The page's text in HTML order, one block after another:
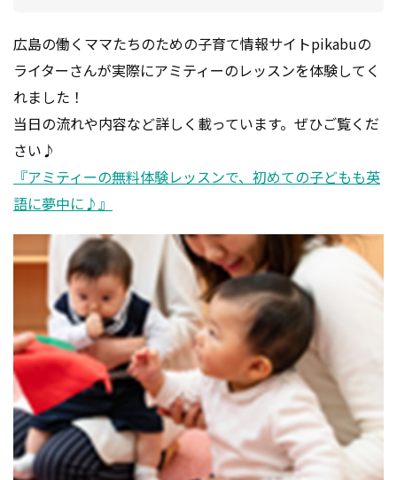
広島の働くママたちのための子育て情報サイトpikabuの
ライターさんが実際にアミティーのレッスンを体験してく
れました！
当日の流れや内容など詳しく載っています。ぜひご覧くだ
さい♪
『アミティーの無料体験レッスンで、初めての子どもも英
語に夢中に♪』